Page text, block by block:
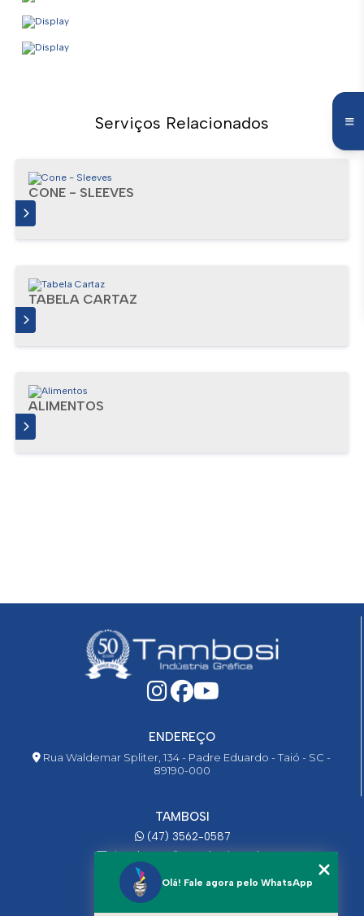
Serviços Relacionados
CONE - SLEEVES
TABELA CARTAZ
ALIMENTOS
ENDEREÇO
Rua Waldemar Spliter, 134 - Padre Eduardo - Taió - SC -
89190-000
TAMBOSI
(47) 3562-0587
ricardo@graficatambosi.com.br
Olá! Fale agora pelo WhatsApp